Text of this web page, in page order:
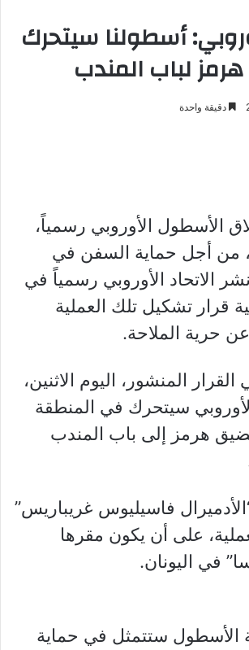
أسطولنا سيتحرك
لباب المندب
دقيقة واحدة
الأسطول الأوروبي رسمياً،
من أجل حماية السفن في
الاتحاد الأوروبي رسمياً في
قرار تشكيل تلك العملية
عن حرية الملاحة.
القرار المنشور، اليوم الاثنين،
سيتحرك في المنطقة
هرمز إلى باب المندب
فاسيليوس غريباريس”
على أن يكون مقرها
في اليونان.
الأسطول ستتمثل في حماية